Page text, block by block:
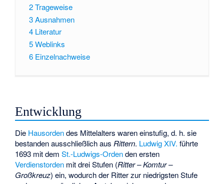
2Trageweise
3Ausnahmen
4 Literatur
5Weblinks
6 Einzelnachweise
Entwicklung
Die Hausordendes Mittelalters waren einstufig, d. h. sie
bestanden ausschließlich ausRittern. Ludwig XIV. führte
1693 mit demSt.-Ludwigs-Ordenden ersten
Verdienstorden mit drei Stufen (Ritter – Komtur –
Großkreuz) ein, wodurch der Ritter zur niedrigsten Stufe